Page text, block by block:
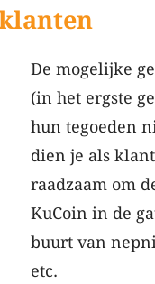
De mogelijke
(in het ergste
hun tegoeden
dien je als
raadzaam om
KuCoin in de
buurt van
etc.